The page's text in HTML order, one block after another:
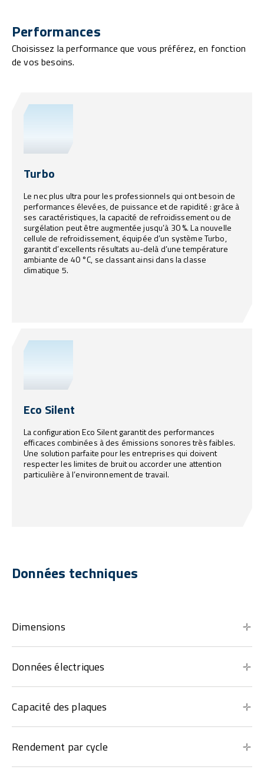
Performances
Choisissez la performance que vous préférez, en fonction
de vos besoins.
Turbo
Le nec plus ultra pour les professionnels qui ont besoin de
performances élevées, de puissance et de rapidité : grâce à
ses caractéristiques, la capacité de refroidissement ou de
surgélation peut être augmentée jusqu’à 30 %. La nouvelle
cellule de refroidissement, équipée d’un système Turbo,
garantit d’excellents résultats au-delà d’une température
ambiante de 40 °C, se classant ainsi dans la classe
climatique 5.
Eco Silent
La configuration Eco Silent garantit des performances
efficaces combinées à des émissions sonores très faibles.
Une solution parfaite pour les entreprises qui doivent
respecter les limites de bruit ou accorder une attention
particulière à l’environnement de travail.
Données techniques
Dimensions
Données électriques
Capacité des plaques
Rendement par cycle